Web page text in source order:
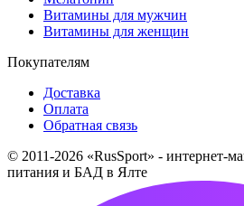
Витамины для мужчин
Витамины для женщин
Покупателям
Доставка
Оплата
Обратная связь
© 2011-2026 «RusSport» - интернет-
питания и БАД в Ялте